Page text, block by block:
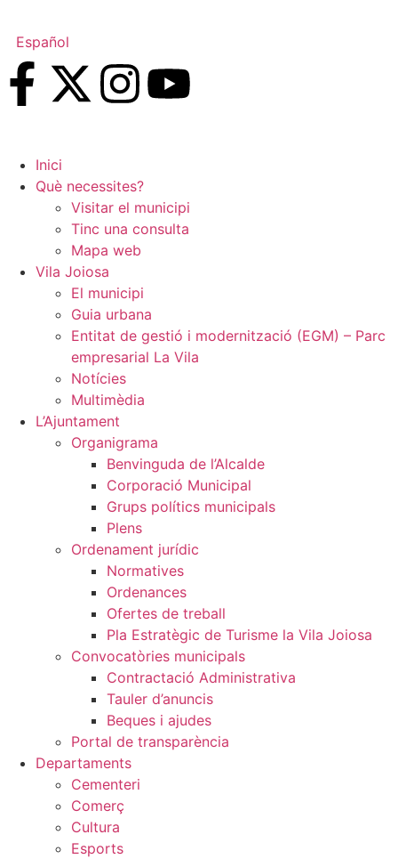
Español
Inici
Què necessites?
Visitar el municipi
Tinc una consulta
Mapa web
Vila Joiosa
El municipi
Guia urbana
Entitat de gestió i modernització (EGM) – Parc
empresarial La Vila
Notícies
Multimèdia
L’Ajuntament
Organigrama
Benvinguda de l’Alcalde
Corporació Municipal
Grups polítics municipals
Plens
Ordenament jurídic
Normatives
Ordenances
Ofertes de treball
Pla Estratègic de Turisme la Vila Joiosa
Convocatòries municipals
Contractació Administrativa
Tauler d’anuncis
Beques i ajudes
Portal de transparència
Departaments
Cementeri
Comerç
Cultura
Esports